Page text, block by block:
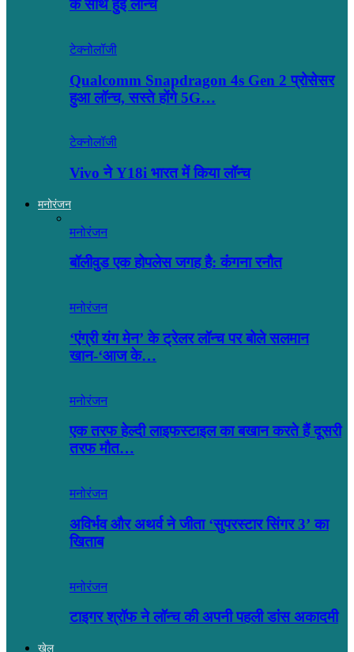
के साथ हुई लॉन्च
टेक्नोलॉजी
Qualcomm Snapdragon 4s Gen 2 प्रोसेसर
हुआ लॉन्च, सस्ते होंगे 5G…
टेक्नोलॉजी
Vivo ने Y18i भारत में किया लॉन्च
मनोरंजन
मनोरंजन
बॉलीवुड एक होपलेस जगह है: कंंगना रनौत
मनोरंजन
‘एंग्री यंग मेन’ के ट्रेलर लॉन्च पर बोले सलमान
खान-‘आज के…
मनोरंजन
एक तरफ हेल्दी लाइफस्टाइल का बखान करते हैं दूसरी
तरफ मौत…
मनोरंजन
अविर्भव और अथर्व ने जीता ‘सुपरस्टार सिंगर 3’ का
खिताब
मनोरंजन
टाइगर श्रॉफ ने लॉन्च की अपनी पहली डांस अकादमी
खेल